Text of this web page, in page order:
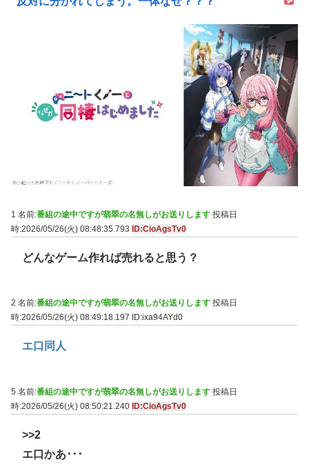
1 名前:番組の途中ですが翡翠の名無しがお送りします 投稿日
時:2026/05/26(火) 08:48:35.793 ID:CioAgsTv0
どんなゲーム作れば売れると思う？
2 名前:番組の途中ですが翡翠の名無しがお送りします 投稿日
時:2026/05/26(火) 08:49:18.197
ID:ixa94AYd0
エ口同人
5 名前:番組の途中ですが翡翠の名無しがお送りします 投稿日
時:2026/05/26(火) 08:50:21.240 ID:CioAgsTv0
>>2
エ口かあ･･･